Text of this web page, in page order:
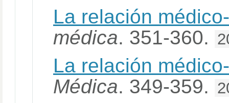
La relación
médica. 351-360.
La relación
Médica. 349-359.